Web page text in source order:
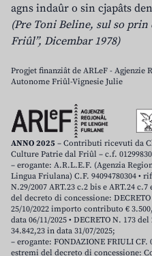
agns indaûr o sin cjapâts
(Pre Toni Beline, sul so
Friûl”, Dicembar 1978)
Progjet finanziât de ARLeF - Agjenzie
Autonome Friûl-Vignesie Julie
ANNO 2025 – Contributi ricevuti da
Culture Patrie dal Friûl – c.f.
– erogante: A.R.L.E.F. (Agenzia
Lingua Friulana) C.F. 94094780304 •
N.29/2007 ART.23 c.2 bis e ART.24 c.7
del decreto di concessione:
25/10/2022 importo contributo €
data 06/11/2025 • DECRETO N. 173 del
34.842,23 in data 31/07/2025;
– erogante: FONDAZIONE FRIULI CF.
estremi del decreto di concessione: